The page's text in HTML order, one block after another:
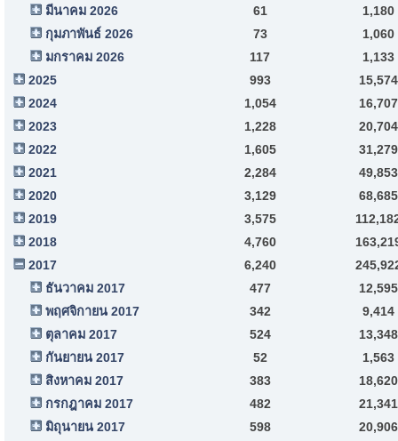
มีนาคม 2026
61
1,180
กุมภาพันธ์ 2026
73
1,060
มกราคม 2026
117
1,133
2025
993
15,574
2024
1,054
16,707
2023
1,228
20,704
2022
1,605
31,279
2021
2,284
49,853
2020
3,129
68,685
2019
3,575
2018
4,760
2017
6,240
ธันวาคม 2017
477
12,595
พฤศจิกายน 2017
342
9,414
ตุลาคม 2017
524
13,348
กันยายน 2017
52
1,563
สิงหาคม 2017
383
18,620
กรกฎาคม 2017
482
21,341
มิถุนายน 2017
598
20,906